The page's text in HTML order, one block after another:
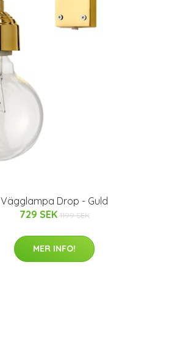
Vägglampa Drop - Guld
729 SEK 1199 SEK
MER INFO!